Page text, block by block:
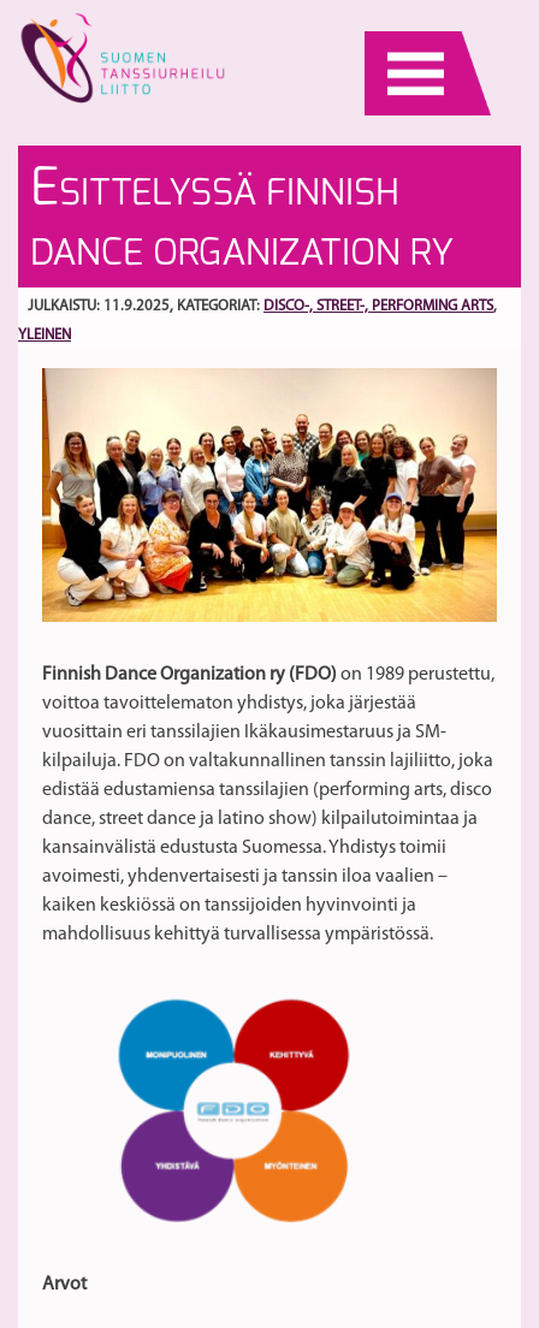
content
ESITTELYSSÄ FINNISH
DANCE ORGANIZATION RY
JULKAISTU: 11.9.2025, KATEGORIAT: DISCO-, STREET-, PERFORMING ARTS,
YLEINEN
Finnish Dance Organization ry (FDO) on 1989 perustettu,
voittoa tavoittelematon yhdistys, joka järjestää
vuosittain eri tanssilajien Ikäkausimestaruus ja SM-
kilpailuja. FDO on valtakunnallinen tanssin lajiliitto, joka
edistää edustamiensa tanssilajien (performing arts, disco
dance, street dance ja latino show) kilpailutoimintaa ja
kansainvälistä edustusta Suomessa. Yhdistys toimii
avoimesti, yhdenvertaisesti ja tanssin iloa vaalien –
kaiken keskiössä on tanssijoiden hyvinvointi ja
mahdollisuus kehittyä turvallisessa ympäristössä.
Arvot